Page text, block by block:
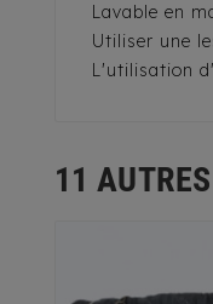
Lavable en
Utiliser une
L'utilisation
11